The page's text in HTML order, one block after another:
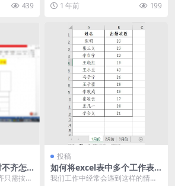
439
件，被...
1 年前 199
齐怎
只需按住
投稿
如何将excel表中多个工作表
数据合并 详细方法分享
我们工作中经常会遇到这样的情